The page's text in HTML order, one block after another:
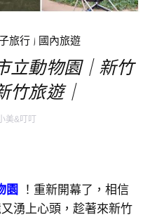
旅行| 國內旅遊
立動物園｜新竹
竹旅遊｜
美&叮叮
園
！重新開幕了，相信
湧上心頭，趁著來新竹